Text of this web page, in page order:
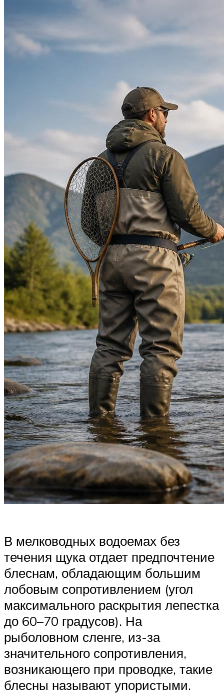
В мелководных водоемах без
течения щука отдает предпочтение
блеснам, обладающим большим
лобовым сопротивлением (угол
максимального раскрытия лепестка
до 60–70 градусов). На
рыболовном сленге, из-за
значительного сопротивления,
возникающего при проводке, такие
блесны называют упористыми.